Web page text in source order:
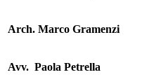
Arch. Marco Gramenzi
Avv. Paola Petrella